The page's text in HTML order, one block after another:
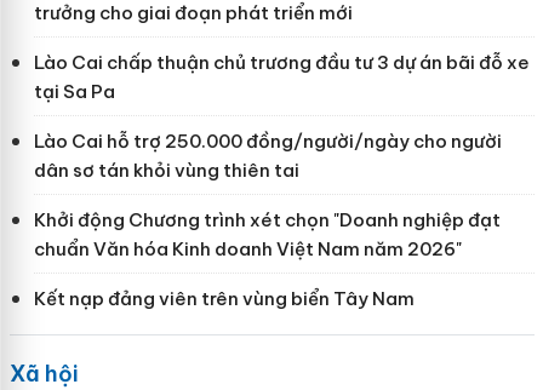
trưởng cho giai đoạn phát triển mới
Lào Cai chấp thuận chủ trương đầu tư 3 dự án bãi đỗ xe
tại Sa Pa
Lào Cai hỗ trợ 250.000 đồng/người/ngày cho người
dân sơ tán khỏi vùng thiên tai
Khởi động Chương trình xét chọn "Doanh nghiệp đạt
chuẩn Văn hóa Kinh doanh Việt Nam năm 2026"
Kết nạp đảng viên trên vùng biển Tây Nam
Xã hội